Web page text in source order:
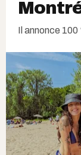
Il annonce 100